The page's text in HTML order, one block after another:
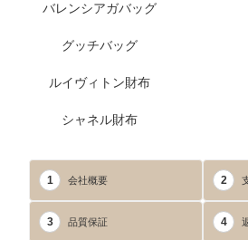
バレンシアガバッグ
グッチバッグ
ルイヴィトン財布
シャネル財布
1 会社概要 2
3 品質保証 4